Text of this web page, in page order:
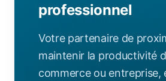
professionnel
Votre partenaire de
maintenir la productivité
commerce ou entreprise,